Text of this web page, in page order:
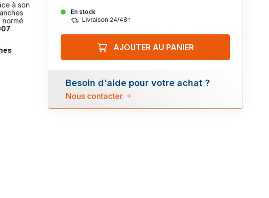
à son
normé
En stock
Livraison 24/48h
AJOUTER AU PANIER
Besoin d'aide pour votre achat ?
Nous contacter